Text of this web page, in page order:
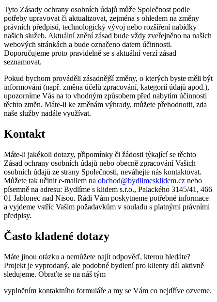
Tyto Zásady ochrany osobních údajů může Společnost podle
potřeby upravovat či aktualizovat, zejména s ohledem na změny
právních předpisů, technologický vývoj nebo rozšíření nabídky
našich služeb. Aktuální znění zásad bude vždy zveřejněno na našich
webových stránkách a bude označeno datem účinnosti.
Doporučujeme proto pravidelně se s aktuální verzí zásad
seznamovat.
Pokud bychom prováděli zásadnější změny, o kterých byste měli být
informováni (např. změna účelů zpracování, kategorií údajů apod.),
upozorníme Vás na to vhodným způsobem před nabytím účinnosti
těchto změn. Máte-li ke změnám výhrady, můžete přehodnotit, zda
naše služby nadále využívat.
Kontakt
Máte-li jakékoli dotazy, připomínky či žádosti týkající se těchto
Zásad ochrany osobních údajů nebo obecně zpracování Vašich
osobních údajů ze strany Společnosti, neváhejte nás kontaktovat.
Můžete tak učinit e-mailem na obchod@bydlimesklidem.cz nebo
písemně na adresu: Bydlíme s klidem s.r.o., Palackého 3145/41, 466
01 Jablonec nad Nisou. Rádi Vám poskytneme potřebné informace
a vyjdeme vstříc Vašim požadavkům v souladu s platnými právními
předpisy.
Často kladené dotazy
Máte jinou otázku a nemůžete najít odpověď, kterou hledáte?
Projekt je vyprodaný, ale podobné bydlení pro klienty dál aktivně
sledujeme. Obraťte se na náš tým
vyplněním kontaktního formuláře a my se Vám co nejdříve ozveme.